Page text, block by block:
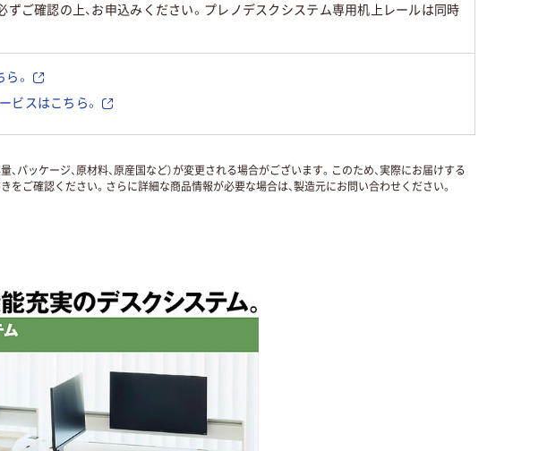
必ずご確認の上、お申込みください。プレノデスクシステム専用机上レールは同時
。
ビスはこちら。
パッケージ、原材料、原産国など）が変更される場合がございます。このため、実際にお届けする
ご確認ください。さらに詳細な商品情報が必要な場合は、製造元にお問い合わせください。